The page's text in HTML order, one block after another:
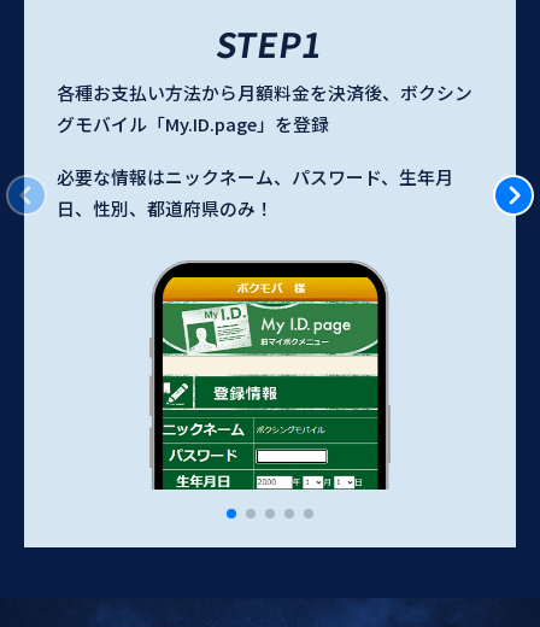
STEP1
各種お支払い方法から月額料金を決済後、ボクシン
グモバイル「My.ID.page」を登録
必要な情報はニックネーム、パスワード、生年月
日、性別、都道府県のみ！